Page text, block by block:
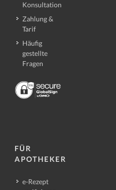
Konsultation
Zahlung &
Tarif
Häufig
gestellte
Fragen
FÜR
APOTHEKER
e-Rezept